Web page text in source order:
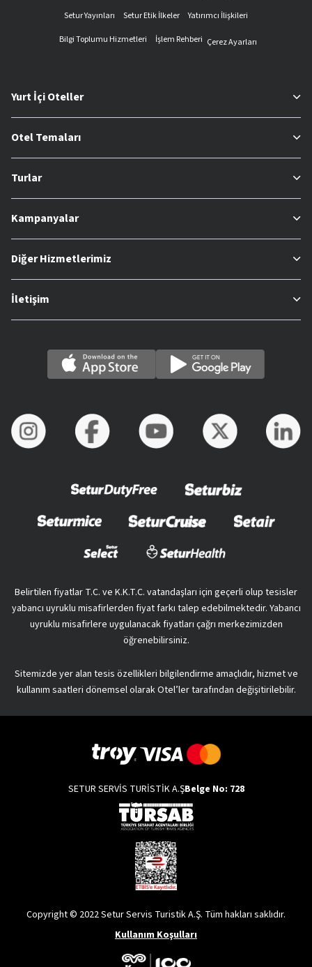
Setur Yayınları
Setur Etik İlkeler
Yatırımcı İlişkileri
Bilgi Toplumu Hizmetleri
İşlem Rehberi Çerez Ayarları
Yurt İçi Oteller
Otel Temaları
Turlar
Kampanyalar
Diğer Hizmetlerimiz
İletişim
Belirtilen fiyatlar T.C. ve K.K.T.C. vatandaşları için geçerli olup tesisler
yabancı uyruklu misafirlerden fiyat farkı talep edebilmektedir. Yabancı
uyruklu misafirlere uygulanacak fiyatları çağrı merkezimizden
öğrenebilirsiniz.
Sitemizde yer alan tesis özellikleri bilgilendirme amaçlıdır, hizmet ve
kullanım saatleri dönemsel olarak Otel’ler tarafından değişitirilebilir.
SETUR SERVİS TURİSTİK A.ŞBelge No: 728
Copyright © 2022 Setur Servis Turistik A.Ş. Tüm hakları saklıdır.
Kullanım Koşulları